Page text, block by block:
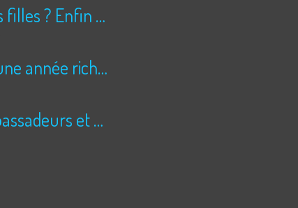
Peur des filles ? Enfin rassuré ?
Encore une année riche en cinéma pour Super 8 !
Les ambassadeurs et SUPER 8 - La solidarité en action